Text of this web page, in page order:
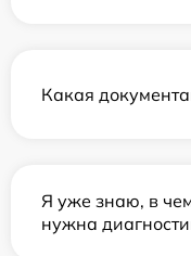
Какая
Я уже знаю, в
нужна